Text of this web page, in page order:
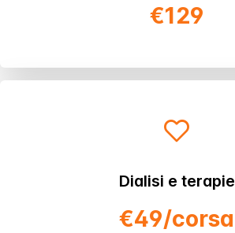
€129
Dialisi e terapie
€49/corsa